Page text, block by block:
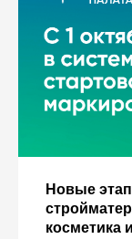
Новые
косметика